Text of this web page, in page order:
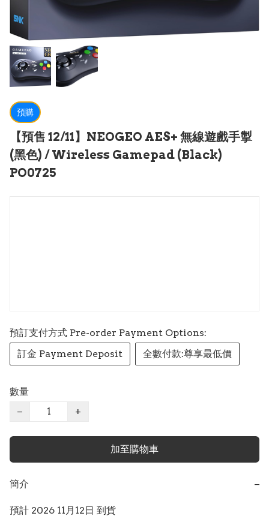
預購
【預售 12/11】NEOGEO AES+ 無線遊戲手掣
(黑色) / Wireless Gamepad (Black)
PO0725
預訂支付方式 Pre-order Payment Options:
訂金 Payment Deposit
全數付款:尊享最低價
數量
−
+
加至購物車
簡介 −
預計 2026 11月12日 到貨